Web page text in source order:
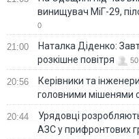
винищувач МіГ-29,
0
21:00
Наталка Діденко:
розкішне повітря
50
20:56
Керівники та
головними мішенями
20:44
Урядовці
АЗС у прифронтових